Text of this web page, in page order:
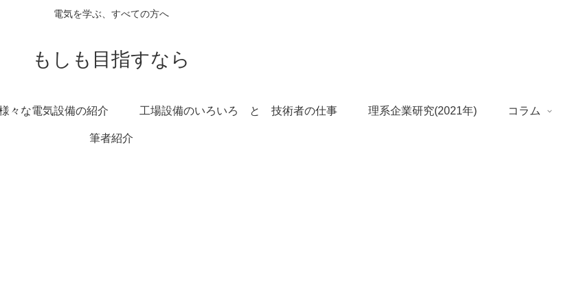
電気を学ぶ、すべての方へ
もしも目指すなら
々な電気設備の紹介 工場設備のいろいろ と 技術者の仕事 理系企業研究(2021年) コラム
筆者紹介